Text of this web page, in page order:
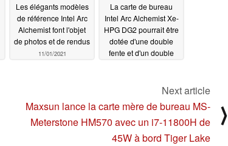
Les élégants modèles
de référence Intel Arc
Alchemist font l'objet
de photos et de rendus
11/01/2021
La carte de bureau
Intel Arc Alchemist Xe-
HPG DG2 pourrait être
dotée d'une double
fente et d'un double
technologie de
basée sur l'IA d'Intel
seront révélés dans le
courant de la semaine
Next article
Maxsun lance la carte mère de bureau MS-
Meterstone HM570 avec un i7-11800H de
45W à bord Tiger Lake
⟩